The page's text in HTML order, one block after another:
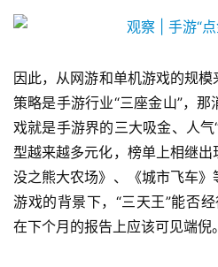
戏
业
手
机
游
戏
单
机
因此，从网游和单机游戏的规模
策略是手游行业“三座金山”，
戏就是手游界的三大吸金、人
型越来越多元化，榜单上相继
没之熊大农场》、《城市飞车
游戏的背景下，“三天王”能否
在下个月的报告上应该可见端倪。